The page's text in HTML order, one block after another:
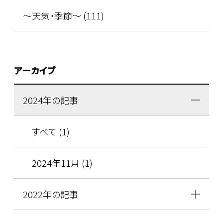
～天気・季節～ (111)
アーカイブ
2024年の記事
すべて (1)
2024年11月 (1)
2022年の記事